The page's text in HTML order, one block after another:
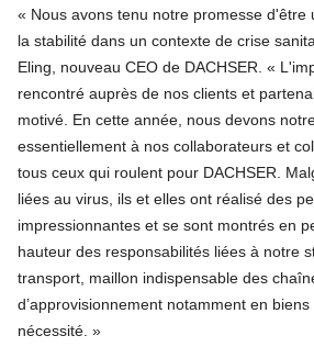
« Nous avons tenu notre promesse d'être
la stabilité dans un contexte de crise
Eling, nouveau CEO de DACHSER. «
rencontré auprès de nos clients et
motivé. En cette année, nous devons
essentiellement à nos collaborateurs et
tous ceux qui roulent pour DACHSER.
liées au virus, ils et elles ont réalisé des
impressionnantes et se sont montrés en
hauteur des responsabilités liées à notre
transport, maillon indispensable des
d’approvisionnement notamment en
nécessité. »